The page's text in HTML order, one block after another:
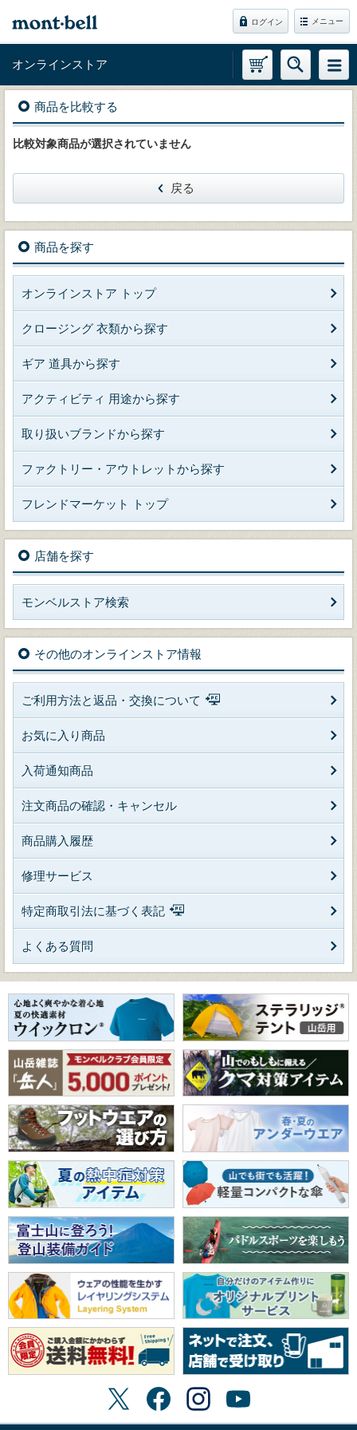
ログイン メニュー
オンラインストア
商品を比較する
比較対象商品が選択されていません
戻る
商品を探す
オンラインストア トップ
クロージング 衣類から探す
ギア 道具から探す
アクティビティ 用途から探す
取り扱いブランドから探す
ファクトリー・アウトレットから探す
フレンドマーケット トップ
店舗を探す
モンベルストア検索
その他のオンラインストア情報
ご利用方法と返品・交換について
お気に入り商品
入荷通知商品
注文商品の確認・キャンセル
商品購入履歴
修理サービス
特定商取引法に基づく表記
よくある質問